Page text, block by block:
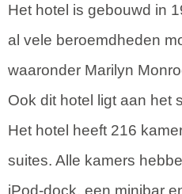
Het hotel is gebouwd in
al vele beroemdheden
waaronder Marilyn
Ook dit hotel ligt aan het
Het hotel heeft 216
suites. Alle kamers
iPod-dock, een minibar